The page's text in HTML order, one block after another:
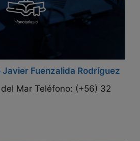
Fuenzalida Rodríguez
Mar Teléfono: (+56) 32